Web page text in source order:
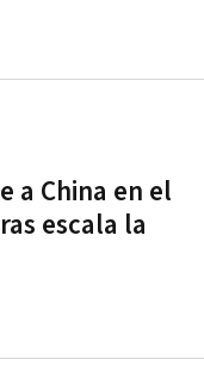
a China en el
escala la